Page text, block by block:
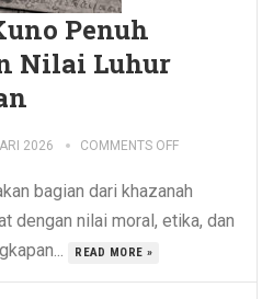
Penuh
Nilai Luhur
2026 COMMENTS OFF
bagian dari khazanah
dengan nilai moral, etika, dan
READ MORE »